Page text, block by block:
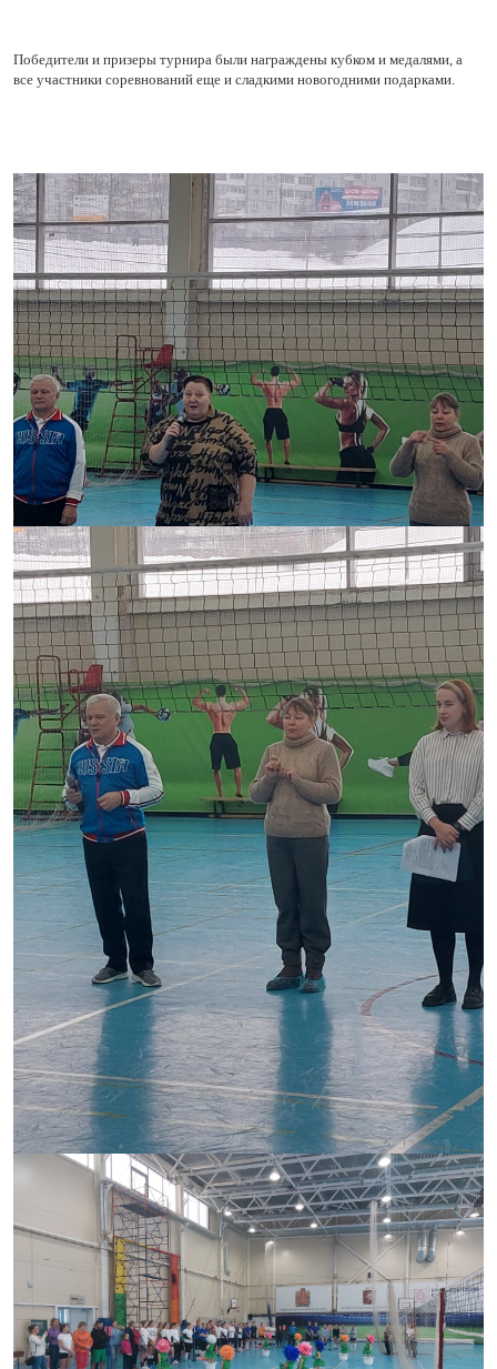
Победители и призеры турнира были награждены кубком и медалями, а
все участники соревнований еще и сладкими новогодними подарками.